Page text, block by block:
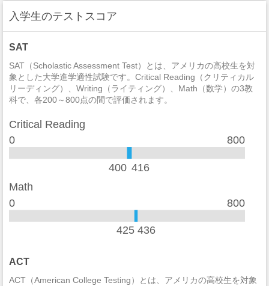
非強制性犯罪
法定強姦 0
強盗 1
25
自動車盗難 2
放火
2014
違法武器 1
入学生のテストスコア
SAT
SAT（Scholastic Assessment Test）とは、アメリカの高校生を対
象とした大学進学適性試験です。Critical Reading（クリティカル
リーディング）、Writing（ライティング）、Math（数学）の3教
科で、各200～800点の間で評価されます。
Critical Reading
0
800
400 416
Math
0
800
425 436
ACT
ACT（American College Testing）とは、アメリカの高校生を対象